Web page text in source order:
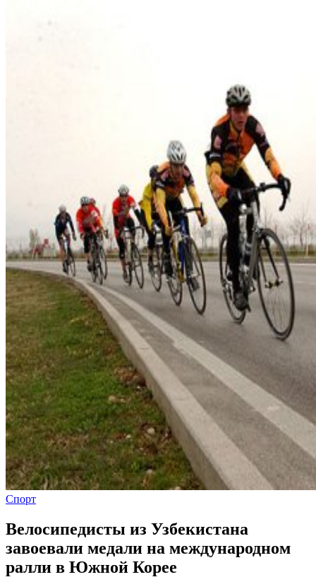
Спорт
Велосипедисты из Узбекистана
завоевали медали на международном
ралли в Южной Корее